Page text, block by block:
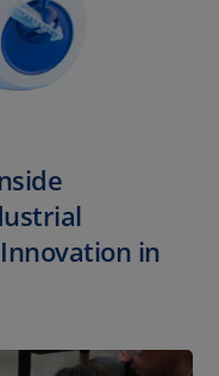
in